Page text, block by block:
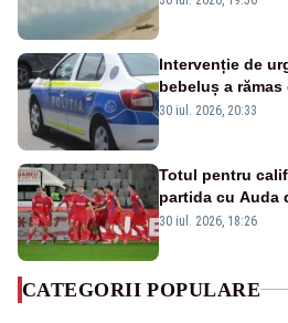
Intervenție de
bebeluș a
din cauza unei
30 iul. 2026, 20:33
Totul pentru
partida cu Auda
30 iul. 2026, 18:26
CATEGORII POPULARE